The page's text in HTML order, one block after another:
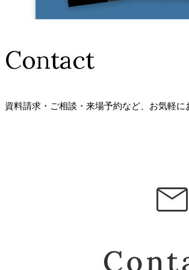
Contact
資料請求・ご相談・来場予約など、 お気軽に